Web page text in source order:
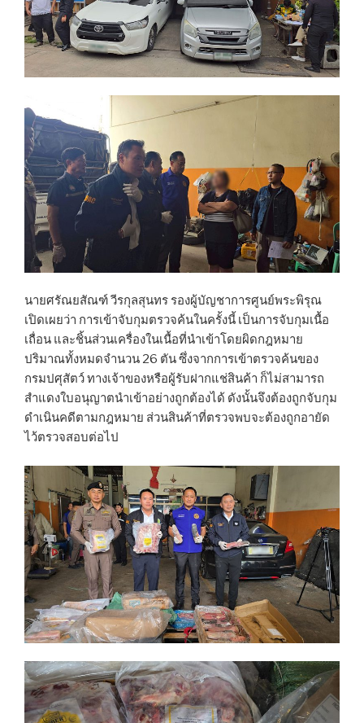
นายศรัณยสัณฑ์ วีรกุลสุนทร รองผู้บัญชาการศูนย์พระพิรุณ
เปิดเผยว่า การเข้าจับกุมตรวจค้นในครั้งนี้ เป็นการจับกุมเนื้อ
เถื่อน และชิ้นส่วนเครื่องในเนื้อที่นำเข้าโดยผิดกฎหมาย
ปริมาณทั้งหมดจำนวน 26 ตัน ซึ่งจากการเข้าตรวจค้นของ
กรมปศุสัตว์ ทางเจ้าของหรือผู้รับฝากแช่สินค้า ก็ไม่สามารถ
สำแดงใบอนุญาตนำเข้าอย่างถูกต้องได้ ดังนั้นจึงต้องถูกจับกุม
ดำเนินคดีตามกฎหมาย ส่วนสินค้าที่ตรวจพบจะต้องถูกอายัด
ไว้ตรวจสอบต่อไป